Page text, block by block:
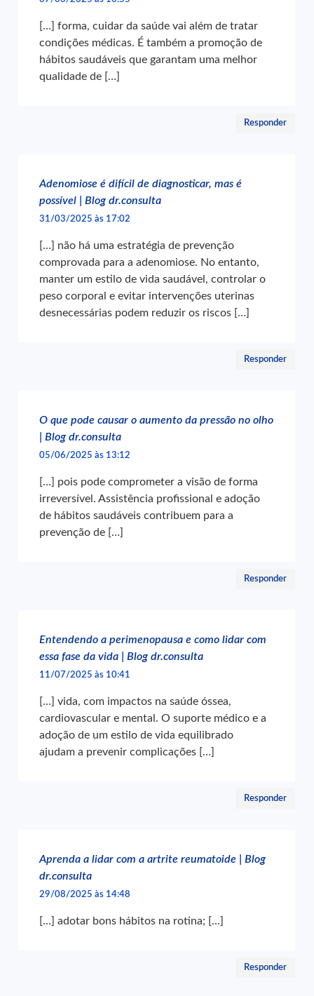
[…] forma, cuidar da saúde vai além de tratar
condições médicas. É também a promoção de
hábitos saudáveis que garantam uma melhor
qualidade de […]
Responder
Adenomiose é difícil de diagnosticar, mas é
possível | Blog dr.consulta
31/03/2025 às 17:02
[…] não há uma estratégia de prevenção
comprovada para a adenomiose. No entanto,
manter um estilo de vida saudável, controlar o
peso corporal e evitar intervenções uterinas
desnecessárias podem reduzir os riscos […]
Responder
O que pode causar o aumento da pressão no olho
| Blog dr.consulta
05/06/2025 às 13:12
[…] pois pode comprometer a visão de forma
irreversível. Assistência profissional e adoção
de hábitos saudáveis contribuem para a
prevenção de […]
Responder
Entendendo a perimenopausa e como lidar com
essa fase da vida | Blog dr.consulta
11/07/2025 às 10:41
[…] vida, com impactos na saúde óssea,
cardiovascular e mental. O suporte médico e a
adoção de um estilo de vida equilibrado
ajudam a prevenir complicações […]
Responder
Aprenda a lidar com a artrite reumatoide | Blog
dr.consulta
29/08/2025 às 14:48
[…] adotar bons hábitos na rotina; […]
Responder